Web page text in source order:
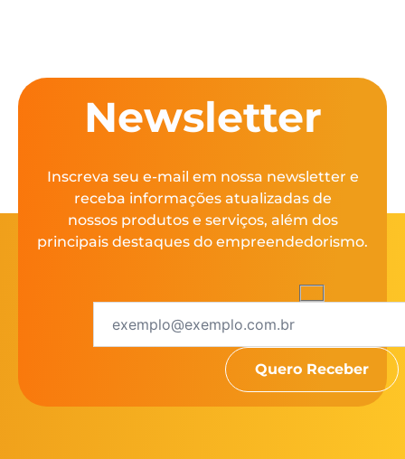
Newsletter
Inscreva seu e-mail em nossa newsletter e
receba informações atualizadas de
nossos produtos e serviços, além dos
principais destaques do empreendedorismo.